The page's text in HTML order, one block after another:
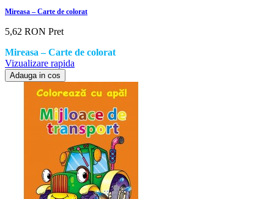
Mireasa – Carte de colorat
5,62 RON Pret
Mireasa – Carte de colorat
Vizualizare rapida
Adauga in cos